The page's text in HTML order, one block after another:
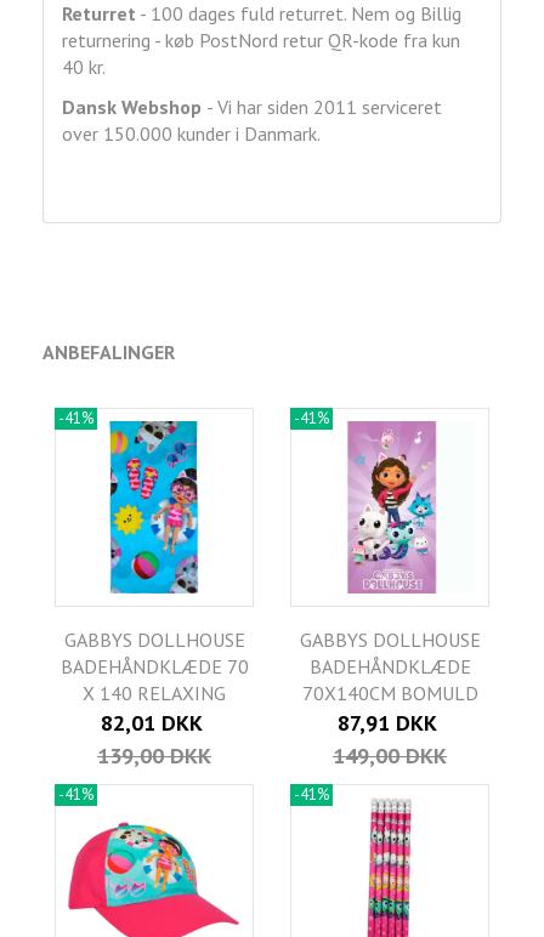
Returret - 100 dages fuld returret. Nem og Billig
returnering - køb PostNord retur QR-kode fra kun
40 kr.
Dansk Webshop - Vi har siden 2011 serviceret
over 150.000 kunder i Danmark.
ANBEFALINGER
-41%
GABBYS DOLLHOUSE
BADEHÅNDKLÆDE 70
X 140 RELAXING
82,01 DKK
139,00 DKK
-41%
GABBYS DOLLHOUSE
BADEHÅNDKLÆDE
70X140CM BOMULD
87,91 DKK
149,00 DKK
-41% -41%